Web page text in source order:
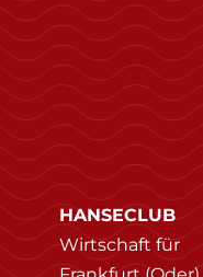
HANSECLUB
Wirtschaft für